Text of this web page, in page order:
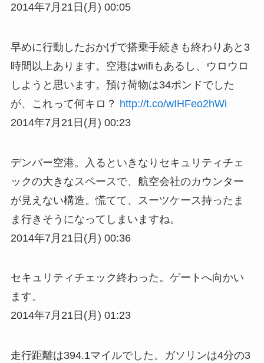
2014年7月21日(月) 00:05
早めに行動したおかげで搭乗手続きも終わりあと3
時間以上あります。空港はwifiもあるし、ウロウロ
しようと思います。預け荷物は34ポンドでした
が、これって何キロ？ http://t.co/wIHFeo2hWi
2014年7月21日(月) 00:23
デンバー空港。入るといきなりセキュリティチェ
ックの大きなスペースで、航空会社のカウンター
が見えない構造。慌てて、スーツケース持ったま
ま行きそうになってしまいますね。
2014年7月21日(月) 00:36
セキュリティチェック終わった。ゲートへ向かい
ます。
2014年7月21日(月) 01:23
走行距離は394.1マイルでした。ガソリンは4分の3